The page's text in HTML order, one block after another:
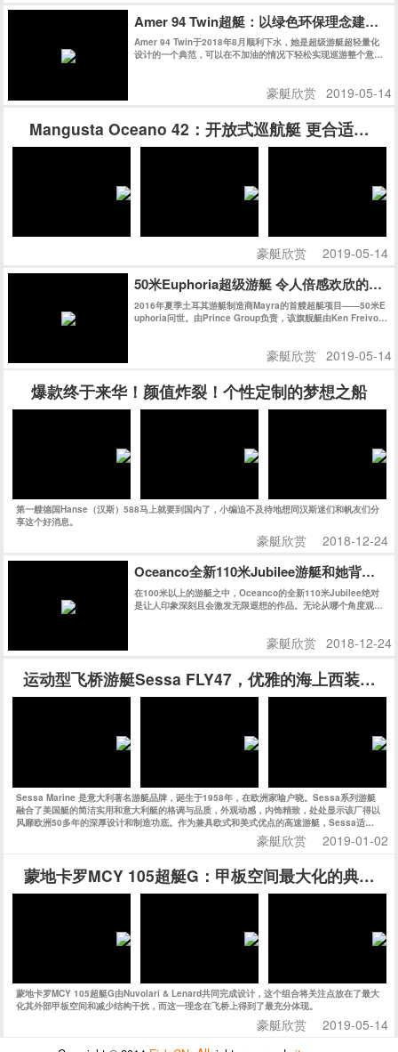
Amer 94 Twin超艇：以绿色环保理念建造的
Amer 94 Twin于2018年8月顺利下水，她是超级游艇超轻量化
设计的一个典范，可以在不加油的情况下轻松实现巡游整个意大
上史无前例的最高分：147分，再次证明了Permare船厂在绿色
豪艇欣赏 2019-05-14
Mangusta Oceano 42：开放式巡航艇 更合适家庭
豪艇欣赏 2019-05-14
50米Euphoria超级游艇 令人倍感欢欣的海
2016年夏季土耳其游艇制造商Mayra的首艘超艇项目——50米E
uphoria问世。由Prince Group负责，该旗舰艇由Ken Freivok
豪艇欣赏 2019-05-14
爆款终于来华！颜值炸裂！个性定制的梦想之船
第一艘德国Hanse（汉斯）588马上就要到国内了，小编迫不及待地想同汉斯迷们和帆友们分
享这个好消息。
豪艇欣赏 2018-12-24
Oceanco全新110米Jubilee游艇和她背后的
在100米以上的游艇之中，Oceanco的全新110米Jubilee绝对
是让人印象深刻且会激发无限遐想的作品。无论从哪个角度观
豪艇欣赏 2018-12-24
运动型飞桥游艇Sessa FLY47，优雅的海上西装暴徒
Sessa Marine 是意大利著名游艇品牌，诞生于1958年，在欧洲家喻户晓。Sessa系列游艇
融合了美国艇的简洁实用和意大利艇的格调与品质，外观动感，内饰精致，处处显示该厂得以
风靡欧洲50多年的深厚设计和制造功底。作为兼具欧式和美式优点的高速游艇，Sessa适合
追求狂野而精致的海上生活的新一代人士。今天的Sessa每年生产上千艘船艇，可谓是持续、
豪艇欣赏 2019-01-02
蒙地卡罗MCY 105超艇G：甲板空间最大化的典范之
蒙地卡罗MCY 105超艇G由Nuvolari & Lenard共同完成设计，这个组合将关注点放在了最大
化其外部甲板空间和减少结构干扰，而这一理念在飞桥上得到了最充分体现。
豪艇欣赏 2019-05-14